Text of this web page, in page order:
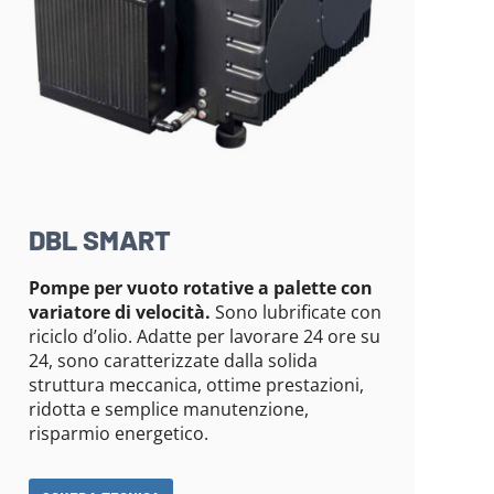
DBL SMART
Pompe per vuoto rotative a palette con
variatore di velocità. Sono lubrificate con
riciclo d’olio. Adatte per lavorare 24 ore su
24, sono caratterizzate dalla solida
struttura meccanica, ottime prestazioni,
ridotta e semplice manutenzione,
risparmio energetico.